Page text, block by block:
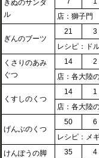
きぬのサンダ
ル
店：獅子門
ぎんのブーツ
21 3
レシピ：ド
くさりのあみ
ぐつ
14 2
店：各大陸
くすしのくつ
14 1
店：各大陸
げんぶのくつ
50 6
レシピ：メ
けんぽうの脚
35 4